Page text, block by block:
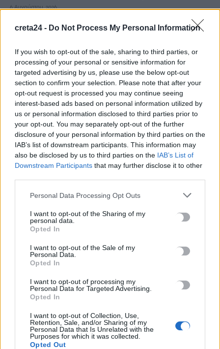
creta24 - Do Not Process My Personal Information
If you wish to opt-out of the sale, sharing to third parties, or
processing of your personal or sensitive information for
targeted advertising by us, please use the below opt-out
section to confirm your selection. Please note that after your
opt-out request is processed you may continue seeing
interest-based ads based on personal information utilized by
us or personal information disclosed to third parties prior to
your opt-out. You may separately opt-out of the further
disclosure of your personal information by third parties on the
IAB’s list of downstream participants. This information may
also be disclosed by us to third parties on the IAB’s List of
Downstream Participants that may further disclose it to other
Personal Data Processing Opt Outs
I want to opt-out of the Sharing of my
personal data.
Opted In
I want to opt-out of the Sale of my
Personal Data.
Opted In
I want to opt-out of processing my
Personal Data for Targeted Advertising.
Opted In
I want to opt-out of Collection, Use,
Retention, Sale, and/or Sharing of my
Personal Data that Is Unrelated with the
Purposes for which it was collected.
Opted Out
6 Αυγούστου, 2026
ΟΠΕΚΑ: Νέα πληρωμή στις 7 Αυγούστου για τρίτεκνες και
6 Αυγούστου, 2026
Χρίστος Δήμας: «Προχωρούν τα έργα σε όλο το μήκος του
ΒΟΑΚ»
6 Αυγούστου, 2026
Λιμάνι Ηρακλείου: Έμπλεξε ο κάβος στην προπέλα του
πλοίου – Περιπέτεια για 704 επιβάτες
6 Αυγούστου, 2026
6 Αυγούστου, 2026
Guardian: Έτοιμο το πρώτο κατασκευαστικό συμβόλαιο στη
6 Αυγούστου, 2026
υποψιάζομαι» -Όσα αποκάλυψε στις Aρχές η σύζυγος του
Αφγανού
Γερμανία: Τουλάχιστον 25 τραυματίες από σύγκρουση δύο